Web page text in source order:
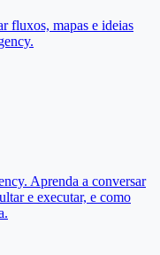
fluxos, mapas e ideias
Aprenda a conversar
e executar, e como